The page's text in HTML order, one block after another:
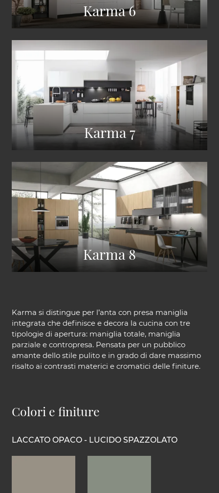
Karma 6
Karma 7
Karma 8
Karma si distingue per l’anta con presa maniglia
integrata che definisce e decora la cucina con tre
tipologie di apertura: maniglia totale, maniglia
parziale e contropresa. Pensata per un pubblico
amante dello stile pulito e in grado di dare massimo
risalto ai contrasti materici e cromatici delle finiture.
Colori e finiture
LACCATO OPACO - LUCIDO SPAZZOLATO